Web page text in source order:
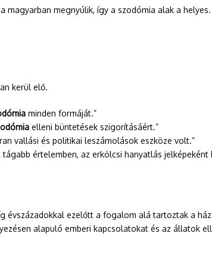
megnyúlik, így a szodómia alak a helyes.
kerül elő.
minden formáját.”
elleni büntetések szigorításáért.”
vallási és politikai leszámolások eszköze volt.”
értelemben, az erkölcsi hanyatlás jelképeként
ezelőtt a fogalom alá tartoztak a
alapuló emberi kapcsolatokat és az állatok